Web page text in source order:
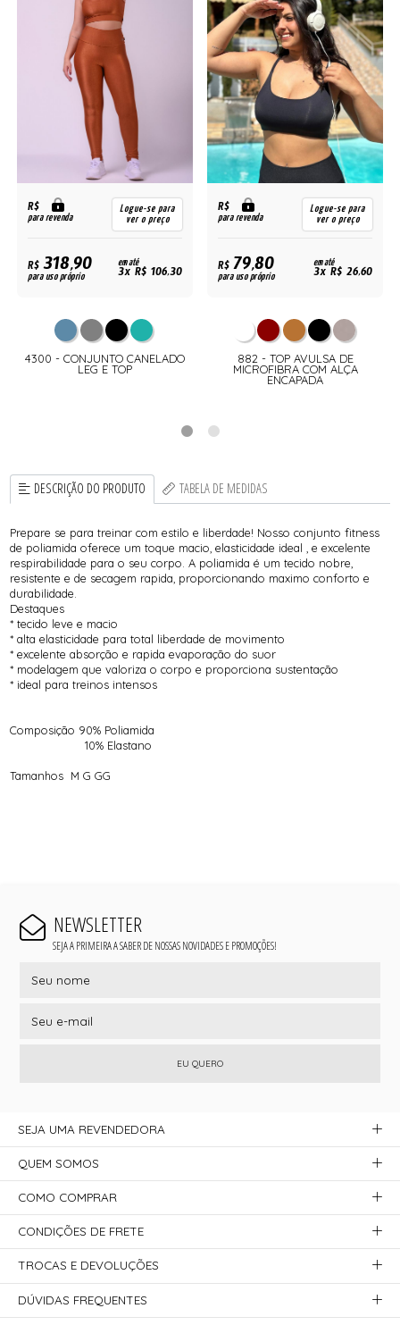
R$
para revenda
Logue-se para
ver o preço
R$318,90
para uso próprio
em até
3x R$ 106,30
4300 - CONJUNTO CANELADO
LEG E TOP
R$
para revenda
Logue-se para
ver o preço
R$79,80
para uso próprio
em até
3x R$ 26,60
882 - TOP AVULSA DE
MICROFIBRA COM ALÇA
ENCAPADA
DESCRIÇÃO DO PRODUTO TABELA DE MEDIDAS
Prepare se para treinar com estilo e liberdade! Nosso conjunto fitness
de poliamida oferece um toque macio, elasticidade ideal , e excelente
respirabilidade para o seu corpo. A poliamida é um tecido nobre,
resistente e de secagem rapida, proporcionando maximo conforto e
durabilidade.
Destaques
* tecido leve e macio
* alta elasticidade para total liberdade de movimento
* excelente absorção e rapida evaporação do suor
* modelagem que valoriza o corpo e proporciona sustentação
* ideal para treinos intensos
Composição 90% Poliamida
10% Elastano
Tamanhos M G GG
NEWSLETTER
SEJA A PRIMEIRA A SABER DE NOSSAS NOVIDADES E PROMOÇÕES!
EU QUERO
SEJA UMA REVENDEDORA
QUEM SOMOS
COMO COMPRAR
CONDIÇÕES DE FRETE
TROCAS E DEVOLUÇÕES
DÚVIDAS FREQUENTES